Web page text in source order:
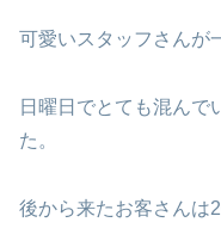
可愛いスタッフさんが
日曜日でとても混んで
た。
後から来たお客さんは